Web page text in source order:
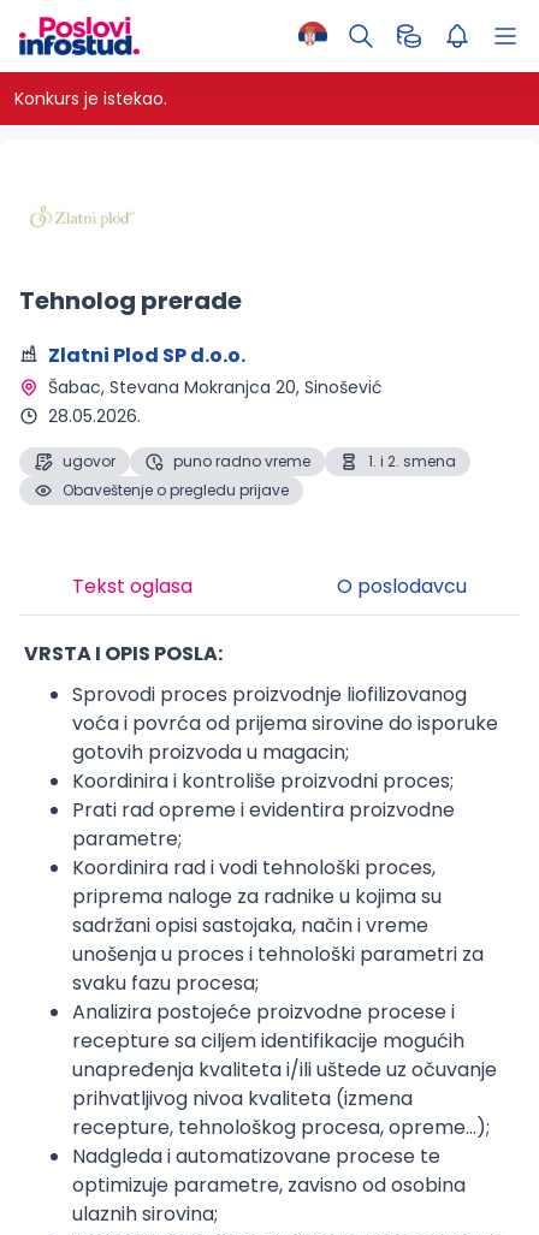
Konkurs je istekao.
Tehnolog prerade
Zlatni Plod SP d.o.o.
Šabac, Stevana Mokranjca 20, Sinošević
28.05.2026.
ugovor puno radno vreme
1. i 2. smena
Obaveštenje o pregledu prijave
Tekst oglasa O poslodavcu
VRSTA I OPIS POSLA:
Sprovodi proces proizvodnje liofilizovanog
voća i povrća od prijema sirovine do isporuke
gotovih proizvoda u magacin;
Koordinira i kontroliše proizvodni proces;
Prati rad opreme i evidentira proizvodne
parametre;
Koordinira rad i vodi tehnološki proces,
priprema naloge za radnike u kojima su
sadržani opisi sastojaka, način i vreme
unošenja u proces i tehnološki parametri za
svaku fazu procesa;
Analizira postojeće proizvodne procese i
recepture sa ciljem identifikacije mogućih
unapređenja kvaliteta i/ili uštede uz očuvanje
prihvatljivog nivoa kvaliteta (izmena
recepture, tehnološkog procesa, opreme...);
Nadgleda i automatizovane procese te
optimizuje parametre, zavisno od osobina
ulaznih sirovina;